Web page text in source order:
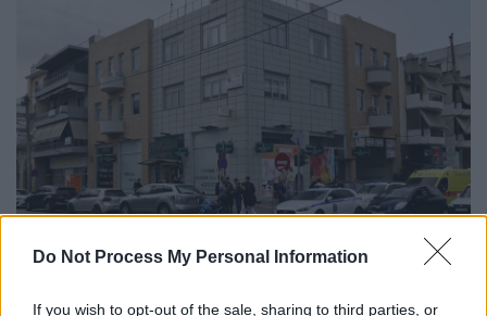
Do Not Process My Personal Information
If you wish to opt-out of the sale, sharing to third parties, or
Νεκρή γυναίκα στο Μενίδι/ INTIME (GALLERY)